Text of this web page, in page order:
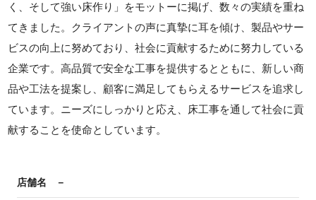
く、そして強い床作り」をモットーに掲げ、数々の実績を重ね
てきました。クライアントの声に真摯に耳を傾け、製品やサー
ビスの向上に努めており、社会に貢献するために努力している
企業です。高品質で安全な工事を提供するとともに、新しい商
品や工法を提案し、顧客に満足してもらえるサービスを追求し
ています。ニーズにしっかりと応え、床工事を通して社会に貢
献することを使命としています。
店舗名 －